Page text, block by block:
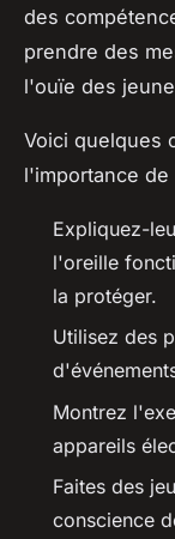
des
prendre des
l'ouïe des
Voici quelques
l'importance
Expliquez-
l'oreille
la protéger.
Utilisez des
Montrez
appareils
Faites des
conscience